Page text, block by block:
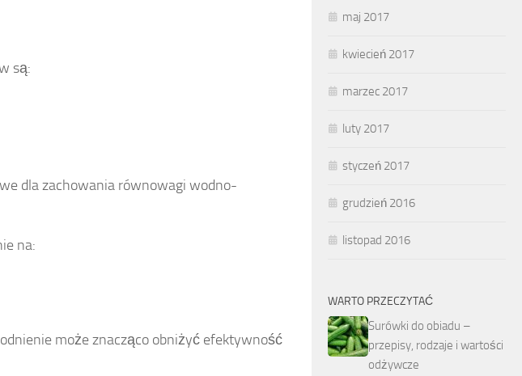
są:
dla zachowania równowagi wodno-
na:
może znacząco obniżyć efektywność
maj 2017
kwiecień 2017
marzec 2017
luty 2017
styczeń 2017
grudzień 2016
listopad 2016
WARTO PRZECZYTAĆ
Surówki do obiadu –
przepisy, rodzaje i wartości
odżywcze